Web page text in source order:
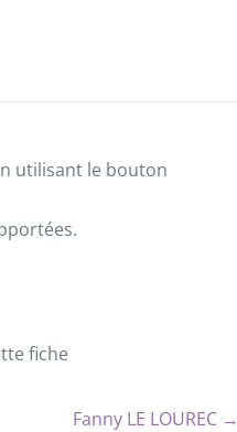
utilisant le bouton
fiche
Fanny LE LOUREC →